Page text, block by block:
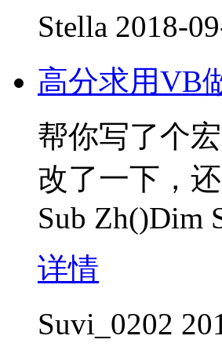
Stella 2018-
高分求用VB
帮你写了个
改了一下，
Sub Zh()Dim
详情
Suvi_0202